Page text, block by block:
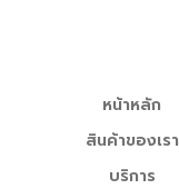
หน้าหลัก
สินค้าของเรา
บริการ